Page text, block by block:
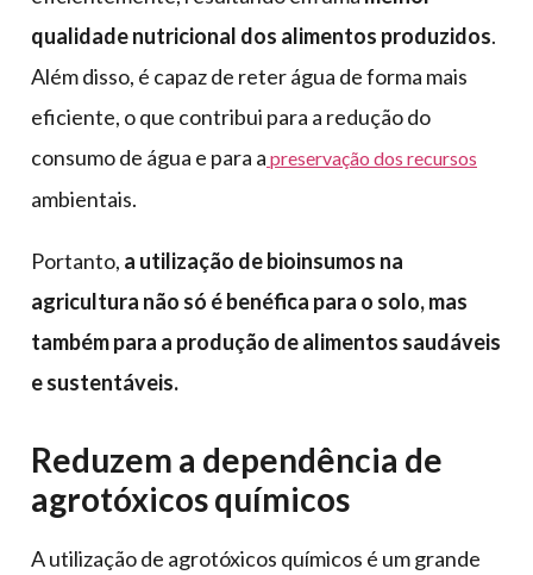
qualidade nutricional dos alimentos produzidos.
Além disso, é capaz de reter água de forma mais
eficiente, o que contribui para a redução do
consumo de água e para a preservação dos recursos
ambientais.
Portanto, a utilização de bioinsumos na
agricultura não só é benéfica para o solo, mas
também para a produção de alimentos saudáveis
e sustentáveis.
Reduzem a dependência de
agrotóxicos químicos
A utilização de agrotóxicos químicos é um grande